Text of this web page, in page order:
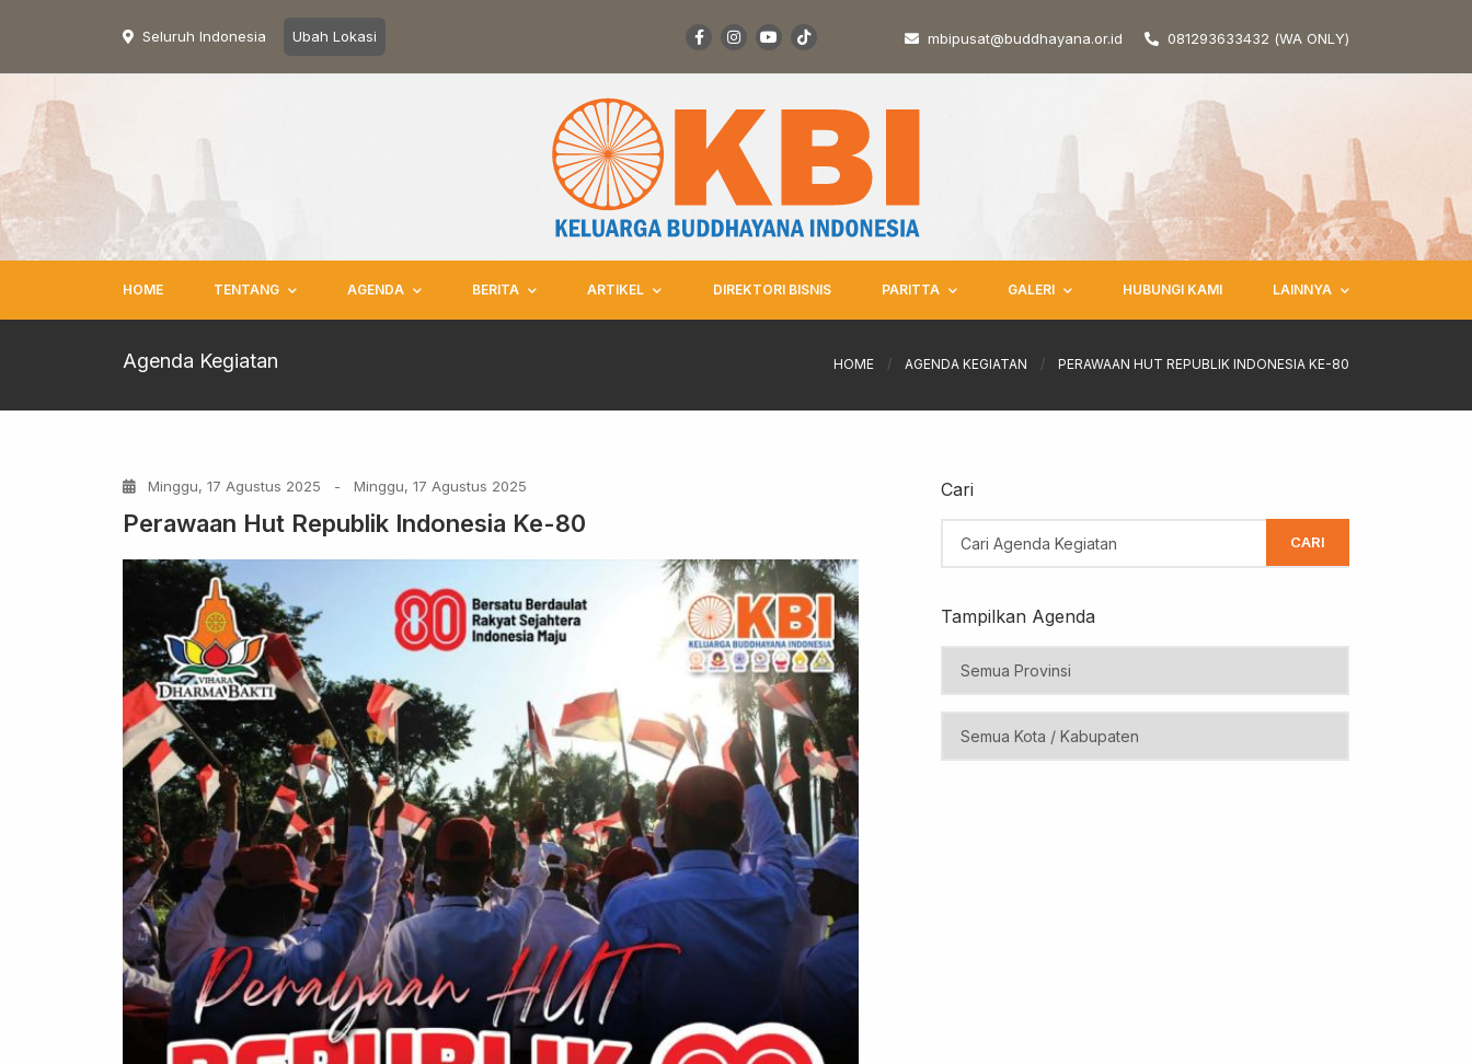
Seluruh Indonesia Ubah Lokasi mbipusat@buddhayana.or.id 081293633432 (WA ONLY)
HOME TENTANG AGENDA BERITA ARTIKEL DIREKTORI BISNIS PARITTA GALERI HUBUNGI KAMI LAINNYA
Agenda Kegiatan HOME / AGENDA KEGIATAN / PERAWAAN HUT REPUBLIK INDONESIA KE-80
Minggu, 17 Agustus 2025 - Minggu, 17 Agustus 2025
Perawaan Hut Republik Indonesia Ke-80
Cari
CARI
Tampilkan Agenda